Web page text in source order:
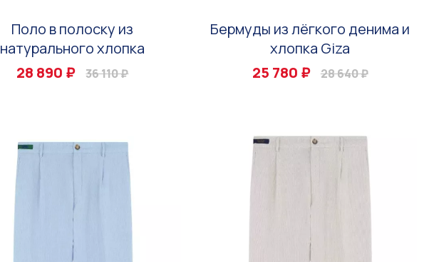
Поло в полоску из
натурального хлопка
28 890 ₽
36 110 ₽
Бермуды из лёгкого денима и
хлопка Giza
25 780 ₽
28 640 ₽